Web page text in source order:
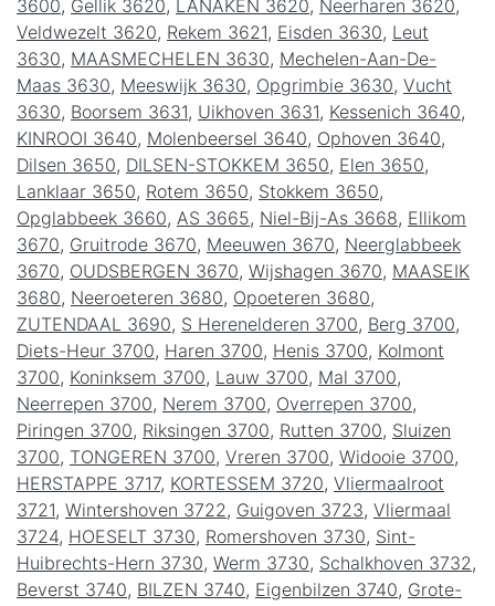
3600, Gellik 3620, LANAKEN 3620, Neerharen 3620,
Veldwezelt 3620, Rekem 3621, Eisden 3630, Leut
3630, MAASMECHELEN 3630, Mechelen-Aan-De-
Maas 3630, Meeswijk 3630, Opgrimbie 3630, Vucht
3630, Boorsem 3631, Uikhoven 3631, Kessenich 3640,
KINROOI 3640, Molenbeersel 3640, Ophoven 3640,
Dilsen 3650, DILSEN-STOKKEM 3650, Elen 3650,
Lanklaar 3650, Rotem 3650, Stokkem 3650,
Opglabbeek 3660, AS 3665, Niel-Bij-As 3668, Ellikom
3670, Gruitrode 3670, Meeuwen 3670, Neerglabbeek
3670, OUDSBERGEN 3670, Wijshagen 3670, MAASEIK
3680, Neeroeteren 3680, Opoeteren 3680,
ZUTENDAAL 3690, S Herenelderen 3700, Berg 3700,
Diets-Heur 3700, Haren 3700, Henis 3700, Kolmont
3700, Koninksem 3700, Lauw 3700, Mal 3700,
Neerrepen 3700, Nerem 3700, Overrepen 3700,
Piringen 3700, Riksingen 3700, Rutten 3700, Sluizen
3700, TONGEREN 3700, Vreren 3700, Widooie 3700,
HERSTAPPE 3717, KORTESSEM 3720, Vliermaalroot
3721, Wintershoven 3722 , Guigoven 3723, Vliermaal
3724, HOESELT 3730, Romershoven 3730, Sint-
Huibrechts-Hern 3730, Werm 3730, Schalkhoven 3732 ,
Beverst 3740, BILZEN 3740, Eigenbilzen 3740, Grote-